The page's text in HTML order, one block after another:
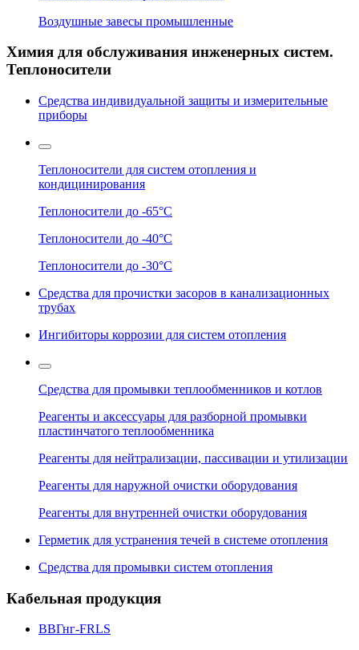
Воздушные завесы промышленные
Химия для обслуживания инженерных систем.
Теплоносители
Средства индивидуальной защиты и измерительные
приборы
Теплоносители для систем отопления и
кондицинирования
Теплоносители до -65°C
Теплоносители до -40°C
Теплоносители до -30°C
Средства для прочистки засоров в канализационных
трубах
Ингибиторы коррозии для систем отопления
Средства для промывки теплообменников и котлов
Реагенты и аксессуары для разборной промывки
пластинчатого теплообменника
Реагенты для нейтрализации, пассивации и утилизации
Реагенты для наружной очистки оборудования
Реагенты для внутренней очистки оборудования
Герметик для устранения течей в системе отопления
Средства для промывки систем отопления
Кабельная продукция
ВВГнг-FRLS